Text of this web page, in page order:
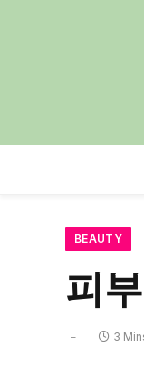
BEAUTY
피
3